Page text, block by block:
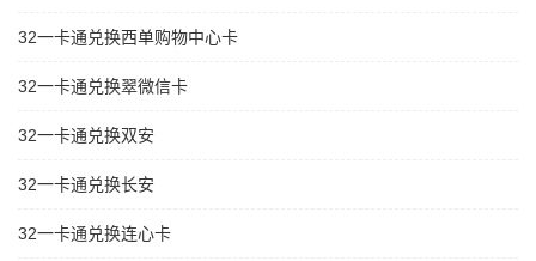
32一卡通兑换西单购物中心卡
32一卡通兑换翠微信卡
32一卡通兑换双安
32一卡通兑换长安
32一卡通兑换连心卡